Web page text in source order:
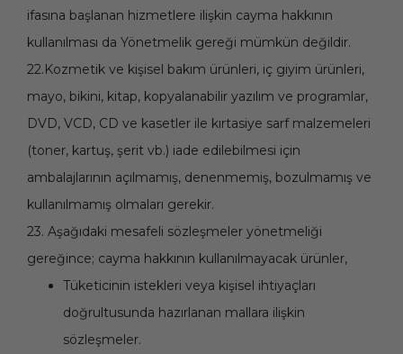
ifasına başlanan hizmetlere ilişkin cayma hakkının
kullanılması da Yönetmelik gereği mümkün değildir.
22.Kozmetik ve kişisel bakım ürünleri, iç giyim ürünleri,
mayo, bikini, kitap, kopyalanabilir yazılım ve programlar,
DVD, VCD, CD ve kasetler ile kırtasiye sarf malzemeleri
(toner, kartuş, şerit vb.) iade edilebilmesi için
ambalajlarının açılmamış, denenmemiş, bozulmamış ve
kullanılmamış olmaları gerekir.
23. Aşağıdaki mesafeli sözleşmeler yönetmeliği
gereğince; cayma hakkının kullanılmayacak ürünler,
Tüketicinin istekleri veya kişisel ihtiyaçları
doğrultusunda hazırlanan mallara ilişkin
sözleşmeler.